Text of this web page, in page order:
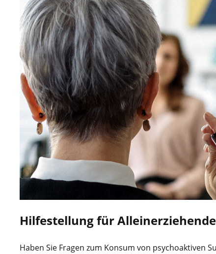
Hilfestellung für
Haben Sie Fragen zum Konsum von psychoaktiven